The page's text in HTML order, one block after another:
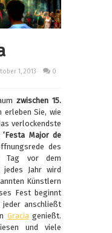
1, 2013
0
zwischen 15.
erleben Sie, wie
verlockendste
‘Festa Major de
des
Tag vor dem
Jahr wird
Künstlern
Fest beginnt
anschließt
Graciagenießt.
und viele